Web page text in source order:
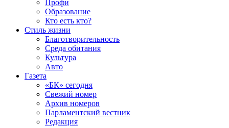
Профи
Образование
Кто есть кто?
Стиль жизни
Благотворительность
Среда обитания
Культура
Авто
Газета
«БК» сегодня
Свежий номер
Архив номеров
Парламентский вестник
Редакция